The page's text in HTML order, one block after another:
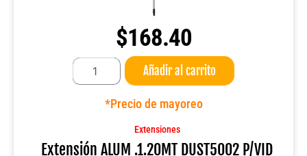
$168.40
Extensión
ALUM
.1.20MT
DUST5002
Añadir al carrito
*Precio de mayoreo
Extensiones
Extensión ALUM .1.20MT DUST5002 P/VID